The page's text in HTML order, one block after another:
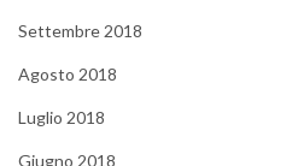
Settembre 2018
Agosto 2018
Luglio 2018
Giugno 2018